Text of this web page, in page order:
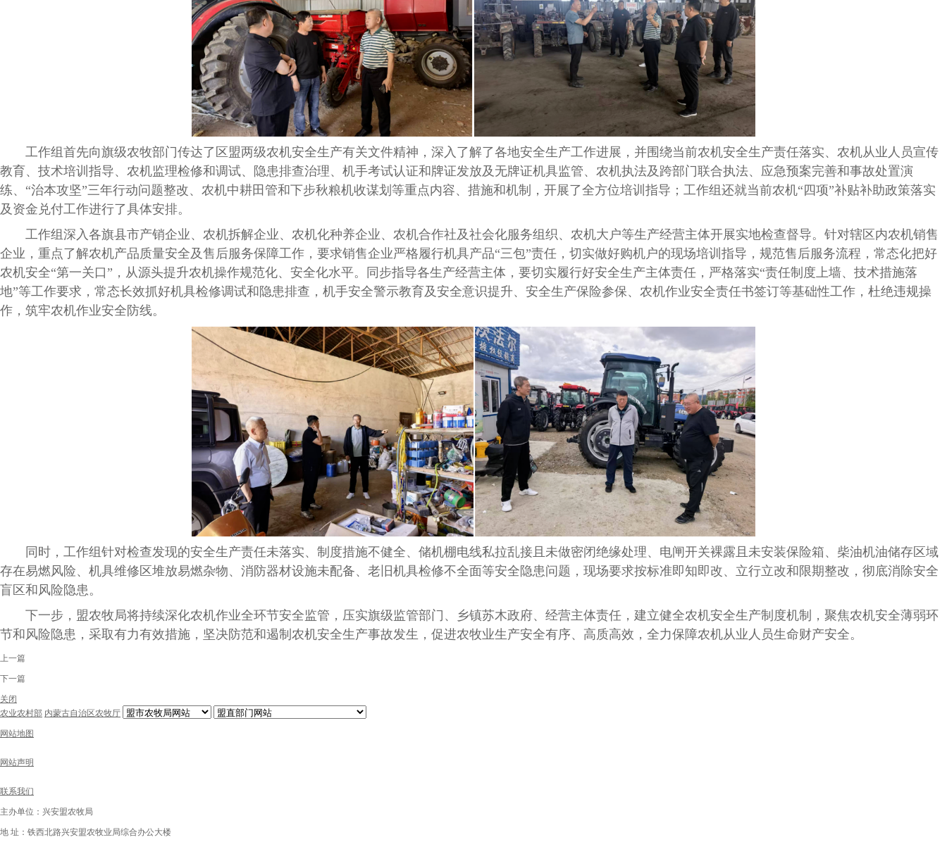
工作组首先向旗级农牧部门传达了区盟两级农机安全生产有关文件精神，深入了解了各地安全生产工作进展，并围绕当前农机安全生产责任落实、农机从业人员宣传
教育、技术培训指导、农机监理检修和调试、隐患排查治理、机手考试认证和牌证发放及无牌证机具监管、农机执法及跨部门联合执法、应急预案完善和事故处置演
练、“治本攻坚”三年行动问题整改、农机中耕田管和下步秋粮机收谋划等重点内容、措施和机制，开展了全方位培训指导；工作组还就当前农机“四项”补贴补助政策落实
及资金兑付工作进行了具体安排。
工作组深入各旗县市产销企业、农机拆解企业、农机化种养企业、农机合作社及社会化服务组织、农机大户等生产经营主体开展实地检查督导。针对辖区内农机销售
企业，重点了解农机产品质量安全及售后服务保障工作，要求销售企业严格履行机具产品“三包”责任，切实做好购机户的现场培训指导，规范售后服务流程，常态化把好
农机安全“第一关口”，从源头提升农机操作规范化、安全化水平。同步指导各生产经营主体，要切实履行好安全生产主体责任，严格落实“责任制度上墙、技术措施落
地”等工作要求，常态长效抓好机具检修调试和隐患排查，机手安全警示教育及安全意识提升、安全生产保险参保、农机作业安全责任书签订等基础性工作，杜绝违规操
作，筑牢农机作业安全防线。
同时，工作组针对检查发现的安全生产责任未落实、制度措施不健全、储机棚电线私拉乱接且未做密闭绝缘处理、电闸开关裸露且未安装保险箱、柴油机油储存区域
存在易燃风险、机具维修区堆放易燃杂物、消防器材设施未配备、老旧机具检修不全面等安全隐患问题，现场要求按标准即知即改、立行立改和限期整改，彻底消除安全
盲区和风险隐患。
下一步，盟农牧局将持续深化农机作业全环节安全监管，压实旗级监管部门、乡镇苏木政府、经营主体责任，建立健全农机安全生产制度机制，聚焦农机安全薄弱环
节和风险隐患，采取有力有效措施，坚决防范和遏制农机安全生产事故发生，促进农牧业生产安全有序、高质高效，全力保障农机从业人员生命财产安全。
上一篇
下一篇
关闭
农业农村部 内蒙古自治区农牧厅
网站地图
网站声明
联系我们
主办单位：兴安盟农牧局
地 址：铁西北路兴安盟农牧业局综合办公大楼